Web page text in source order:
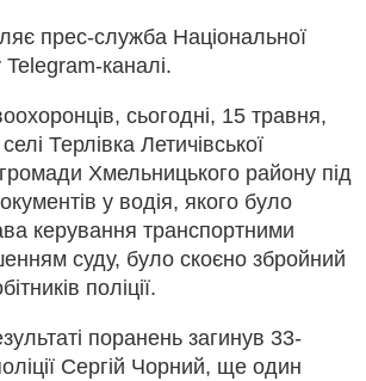
прес-служба Національної
Telegram-каналі.
сьогодні, 15 травня,
Терлівка Летичівської
Хмельницького району під
у водія, якого було
керування транспортними
суду, було скоєно збройний
поліції.
поранень загинув 33-
Сергій Чорний, ще один